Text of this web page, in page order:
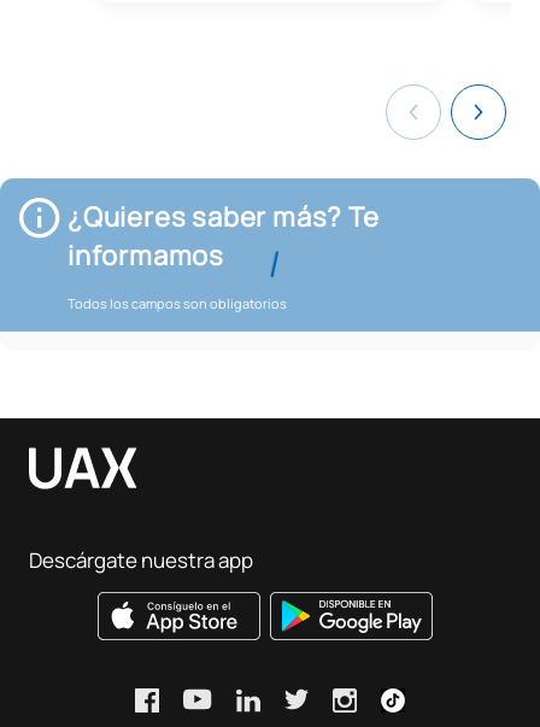
¿Quieres saber más? Te
informamos
Todos los campos son obligatorios
Descárgate nuestra app